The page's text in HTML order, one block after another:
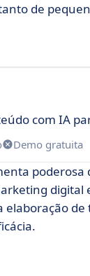
de
com IA
Demo gratuita
poderosa
elaboração